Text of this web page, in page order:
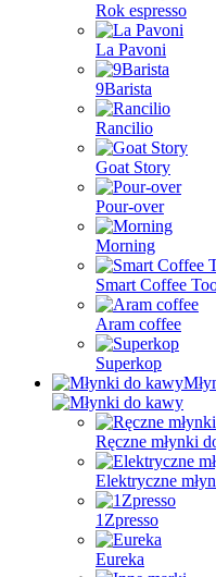
Rok espresso
La Pavoni
9Barista
Rancilio
Goat Story
Pour-over
Morning
Smart Coffee
Aram coffee
Superkop
Ręczne młynki
Elektryczne
1Zpresso
Eureka